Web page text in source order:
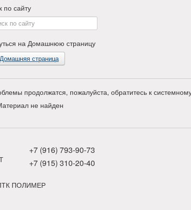
по сайту
на Домашнюю страницу
Домашняя страница
продолжатся, пожалуйста, обратитесь к
не найден
+7 (916) 793-90-73
+7 (915) 310-20-40
ПОЛИМЕР